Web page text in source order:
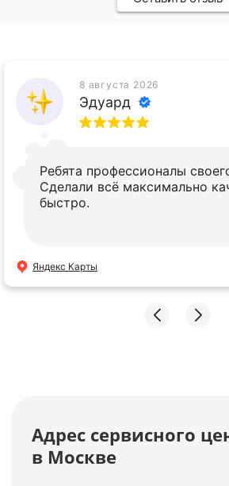
8 августа 2026
Эдуард
Ребята профессионалы
Сделали всё максимально
быстро.
Яндекс Карты
Адрес сервисного
в Москве